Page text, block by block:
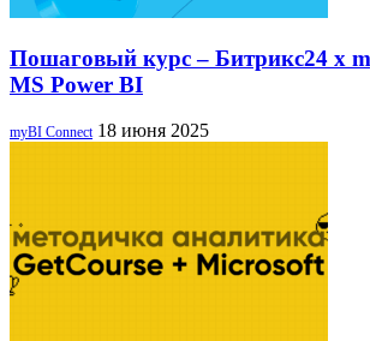
Пошаговый курс – Битрикс24 х
MS Power BI
myBI Connect 18 июня 2025